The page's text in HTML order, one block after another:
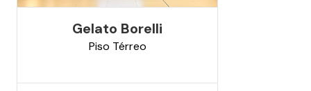
Gelato Borelli
Piso Térreo